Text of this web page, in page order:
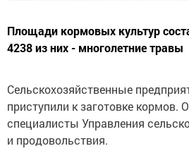
Площади кормовых культур
4238 из них - многолетние травы
Сельскохозяйственные
приступили к заготовке
специалисты Управления
и продовольствия.